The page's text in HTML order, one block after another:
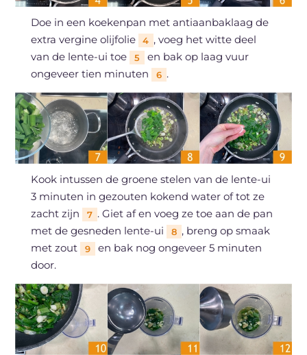
Doe in een koekenpan met antiaanbaklaag de
extra vergine olijfolie
4 , voeg het witte deel
van de lente-ui toe
5
en bak op laag vuur
ongeveer tien minuten
6 .
Kook intussen de groene stelen van de lente-ui
3 minuten in gezouten kokend water of tot ze
zacht zijn
7 . Giet af en voeg ze toe aan de pan
met de gesneden lente-ui
8 , breng op smaak
met zout
9
en bak nog ongeveer 5 minuten
door.